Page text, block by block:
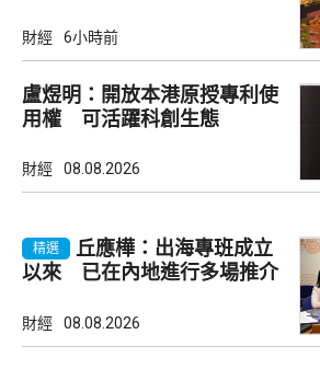
財經 6小時前
盧煜明：開放本港原授專利使
用權 可活躍科創生態
財經 08.08.2026
精選
丘應樺：出海專班成立
以來 已在內地進行多場推介
財經 08.08.2026